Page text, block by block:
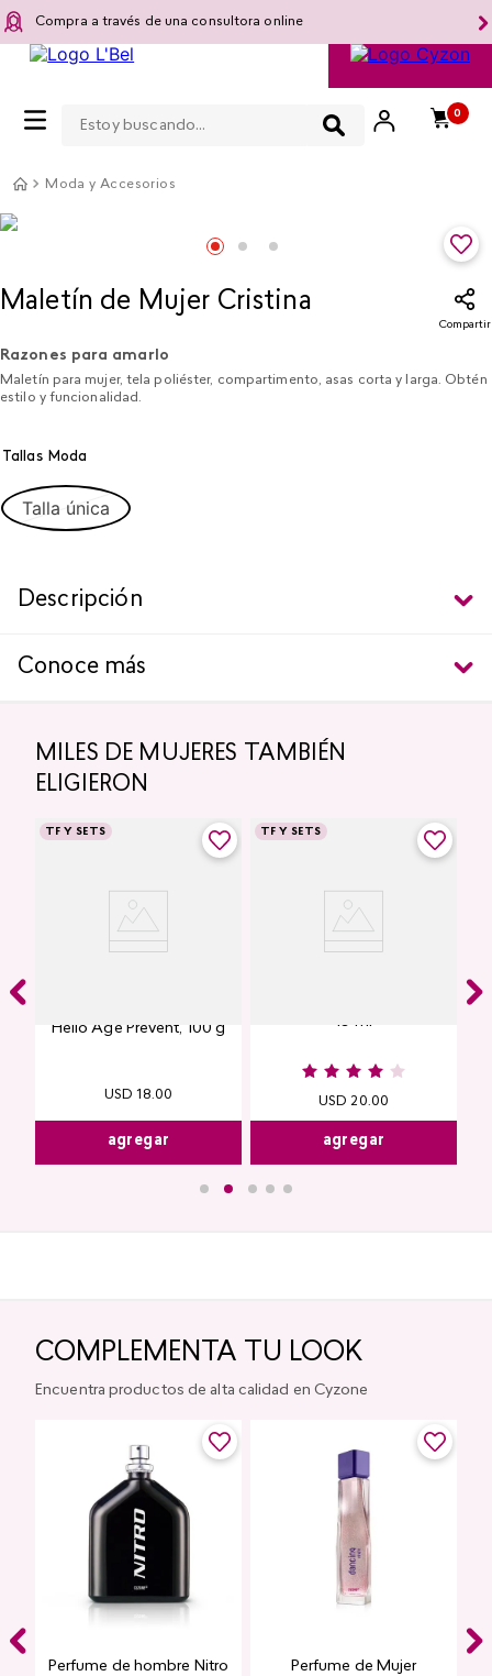
Compra a través de una consultora online
0
Moda y Accesorios
Maletín de Mujer Cristina
Compartir
Razones para amarlo
Maletín para mujer, tela poliéster, compartimento, asas corta y larga. Obtén
estilo y funcionalidad.
Tallas Moda
Talla única
Descripción
Conoce más
MILES DE MUJERES TAMBIÉN
ELIGIERON
TF Y SETS
Hello Age Prevent, 100 g
USD 18.00
agregar
TF Y SETS
19 ml
USD 20.00
agregar
COMPLEMENTA TU LOOK
Encuentra productos de alta calidad en Cyzone
Perfume de hombre Nitro
Perfume de Mujer